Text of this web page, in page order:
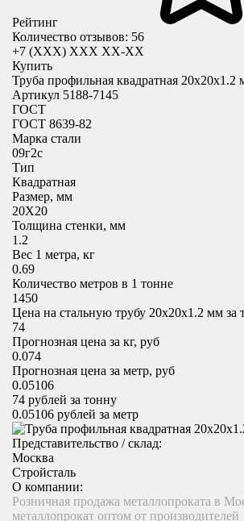
Рейтинг
Количество отзывов: 56
+7 (XXX) ХХХ ХХ-ХХ
Купить
Труба профильная квадратная 20x20х1.2
Артикул 5188-7145
ГОСТ
ГОСТ 8639-82
Марка стали
09г2с
Тип
Квадратная
Размер, мм
20X20
Толщина стенки, мм
1.2
Вес 1 метра, кг
0.69
Количество метров в 1 тонне
1450
Цена на стальную трубу 20x20х1.2 мм за
74
Прогнозная цена за кг, руб
0.074
Прогнозная цена за метр, руб
0.05106
74 рублей за тонну
0.05106 рублей за метр
Представительство / склад:
Москва
Стройсталь
О компании:
Розничная продажа металлопроката в
металлопрокат оптом от производителей